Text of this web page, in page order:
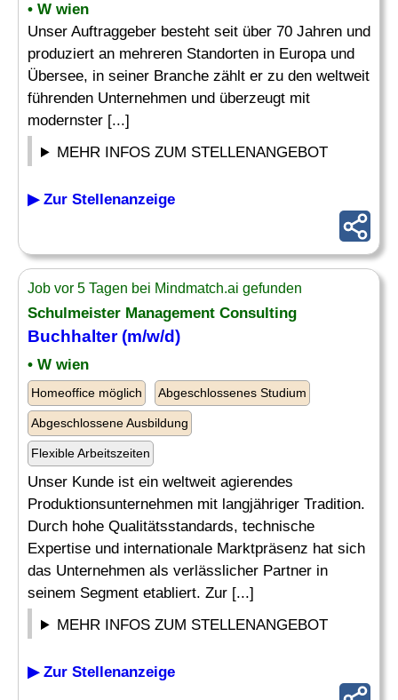
• W wien
Unser Auftraggeber besteht seit über 70 Jahren und
produziert an mehreren Standorten in Europa und
Übersee, in seiner Branche zählt er zu den weltweit
führenden Unternehmen und überzeugt mit
modernster [...]
MEHR INFOS ZUM STELLENANGEBOT
▶ Zur Stellenanzeige
Job vor 5 Tagen bei Mindmatch.ai gefunden
Schulmeister Management Consulting
Buchhalter (m/w/d)
• W wien
Homeoffice möglich Abgeschlossenes Studium
Abgeschlossene Ausbildung
Flexible Arbeitszeiten
Unser Kunde ist ein weltweit agierendes
Produktionsunternehmen mit langjähriger Tradition.
Durch hohe Qualitätsstandards, technische
Expertise und internationale Marktpräsenz hat sich
das Unternehmen als verlässlicher Partner in
seinem Segment etabliert. Zur [...]
MEHR INFOS ZUM STELLENANGEBOT
▶ Zur Stellenanzeige